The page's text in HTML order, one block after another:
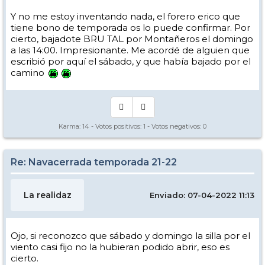
Y no me estoy inventando nada, el forero erico que
tiene bono de temporada os lo puede confirmar. Por
cierto, bajadote BRU TAL por Montañeros el domingo
a las 14:00. Impresionante. Me acordé de alguien que
escribió por aquí el sábado, y que había bajado por el
camino
Karma: 14 - Votos positivos: 1 - Votos negativos: 0
Re: Navacerrada temporada 21-22
La realidaz Enviado: 07-04-2022 11:13
Ojo, si reconozco que sábado y domingo la silla por el
viento casi fijo no la hubieran podido abrir, eso es
cierto.